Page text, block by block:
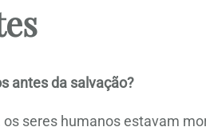
antes da salvação?
seres humanos estavam